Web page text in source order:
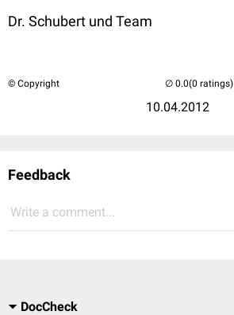
Dr. Schubert und Team
© Copyright
10.04.2012
(0 ratings)
Feedback
Write a comment...
DocCheck